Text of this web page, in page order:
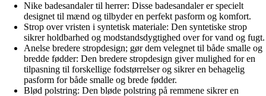
Nike badesandaler til herrer: Disse badesandaler er specielt
designet til mænd og tilbyder en perfekt pasform og komfort.
Strop over vristen i syntetisk materiale: Den syntetiske strop
sikrer holdbarhed og modstandsdygtighed over for vand og fugt.
Anelse bredere stropdesign; gør dem velegnet til både smalle og
bredde fødder: Den bredere stropdesign giver mulighed for en
tilpasning til forskellige fodstørrelser og sikrer en behagelig
pasform for både smalle og brede fødder.
Blød polstring: Den bløde polstring på remmene sikrer en